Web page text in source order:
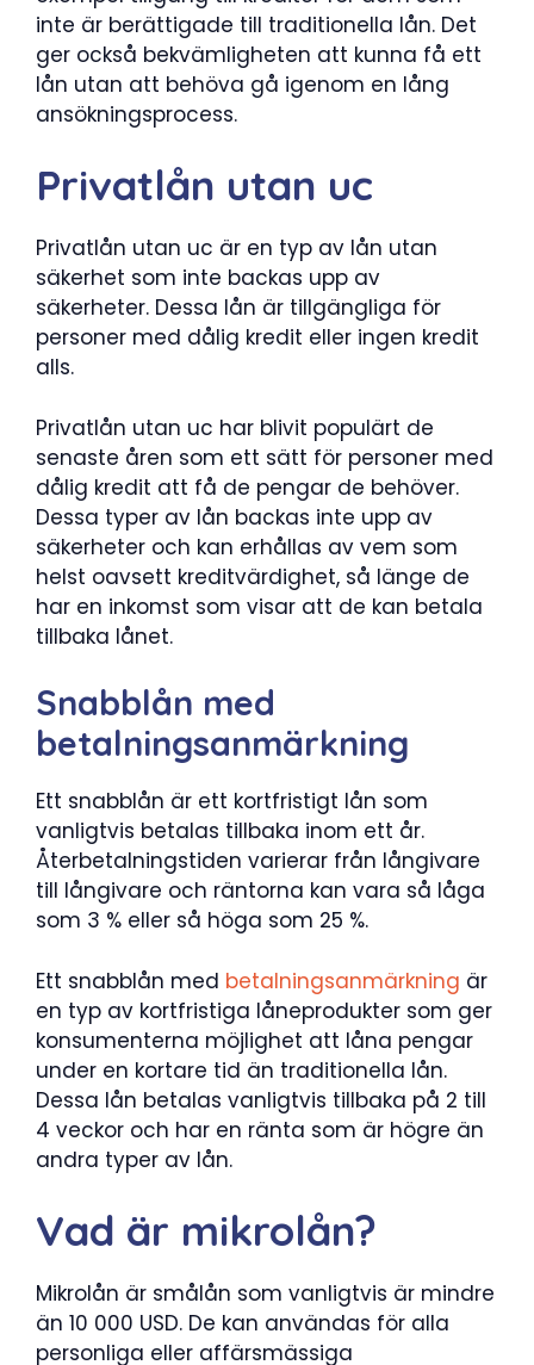
inte är berättigade till traditionella lån. Det
ger också bekvämligheten att kunna få ett
lån utan att behöva gå igenom en lång
ansökningsprocess.
Privatlån utan uc
Privatlån utan uc är en typ av lån utan
säkerhet som inte backas upp av
säkerheter. Dessa lån är tillgängliga för
personer med dålig kredit eller ingen kredit
alls.
Privatlån utan uc har blivit populärt de
senaste åren som ett sätt för personer med
dålig kredit att få de pengar de behöver.
Dessa typer av lån backas inte upp av
säkerheter och kan erhållas av vem som
helst oavsett kreditvärdighet, så länge de
har en inkomst som visar att de kan betala
tillbaka lånet.
Snabblån med
betalningsanmärkning
Ett snabblån är ett kortfristigt lån som
vanligtvis betalas tillbaka inom ett år.
Återbetalningstiden varierar från långivare
till långivare och räntorna kan vara så låga
som 3 % eller så höga som 25 %.
Ett snabblån med betalningsanmärkning är
en typ av kortfristiga låneprodukter som ger
konsumenterna möjlighet att låna pengar
under en kortare tid än traditionella lån.
Dessa lån betalas vanligtvis tillbaka på 2 till
4 veckor och har en ränta som är högre än
andra typer av lån.
Vad är mikrolån?
Mikrolån är smålån som vanligtvis är mindre
än 10 000 USD. De kan användas för alla
personliga eller affärsmässiga